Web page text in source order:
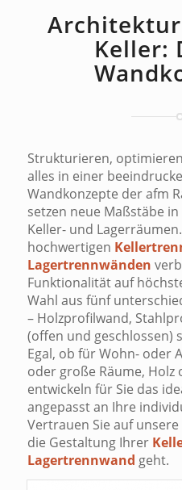
Keller:
Strukturieren,
alles in einer
Wandkonzepte der afm
setzen neue Maßstäbe
Keller- und
hochwertigen
Lagertrennwänden
Funktionalität auf
Wahl aus fünf
– Holzprofilwand,
(offen und geschlossen)
Egal, ob für Wohn- oder
oder große Räume, Holz
entwickeln für Sie das
angepasst an Ihre
Vertrauen Sie auf
die Gestaltung Ihrer
Lagertrennwand geht.